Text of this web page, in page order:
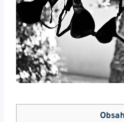
Obsah